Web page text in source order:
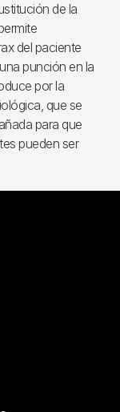
de la
del paciente
punción en la
por la
que se
para que
pueden ser